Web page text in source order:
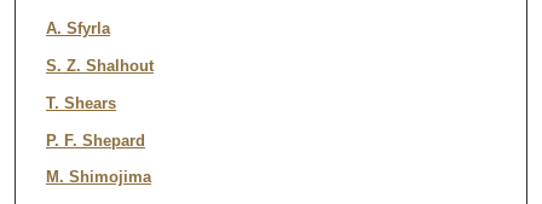
A. Sfyrla
S. Z. Shalhout
T. Shears
P. F. Shepard
M. Shimojima